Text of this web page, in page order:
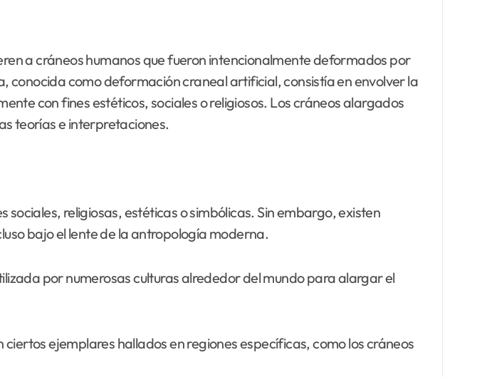
a cráneos humanos que fueron intencionalmente deformados por
conocida como deformación craneal artificial, consistía en envolver la
con fines estéticos, sociales o religiosos. Los cráneos alargados
teorías e interpretaciones.
religiosas, estéticas o simbólicas. Sin embargo, existen
bajo el lente de la antropología moderna.
por numerosas culturas alrededor del mundo para alargar el
ejemplares hallados en regiones específicas, como los cráneos